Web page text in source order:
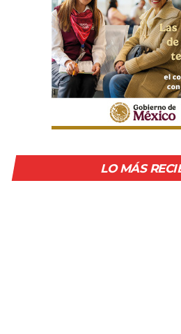
LO MÁS